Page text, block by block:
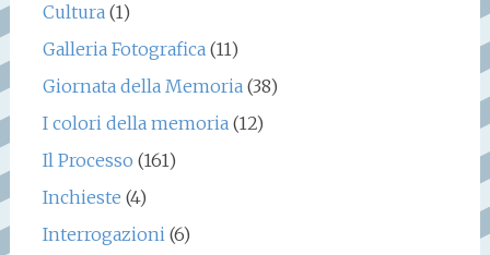
Cultura(1)
Galleria Fotografica(11)
Giornata della Memoria(38)
I colori della memoria(12)
Il Processo (161)
Inchieste (4)
Interrogazioni(6)